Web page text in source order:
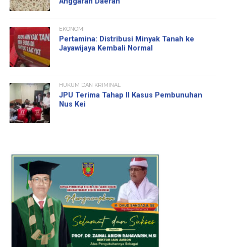
EKONOMI
Pertamina: Distribusi Minyak Tanah ke
Jayawijaya Kembali Normal
HUKUM DAN KRIMINAL
JPU Terima Tahap II Kasus Pembunuhan
Nus Kei